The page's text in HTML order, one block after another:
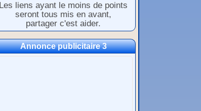
Les liens ayant le moins de points
seront tous mis en avant,
partager c'est aider.
Annonce publicitaire 3